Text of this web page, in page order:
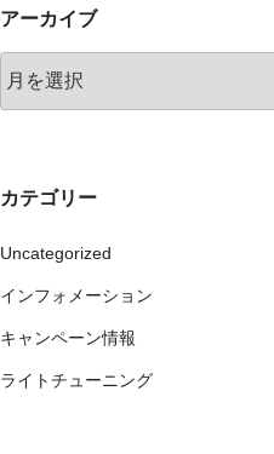
アーカイブ
ー
カテゴリー
Uncategorized
インフォメーション
キャンペーン情報
ライトチューニング